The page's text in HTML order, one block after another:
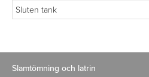
Sluten tank
Slamtömning och latrin